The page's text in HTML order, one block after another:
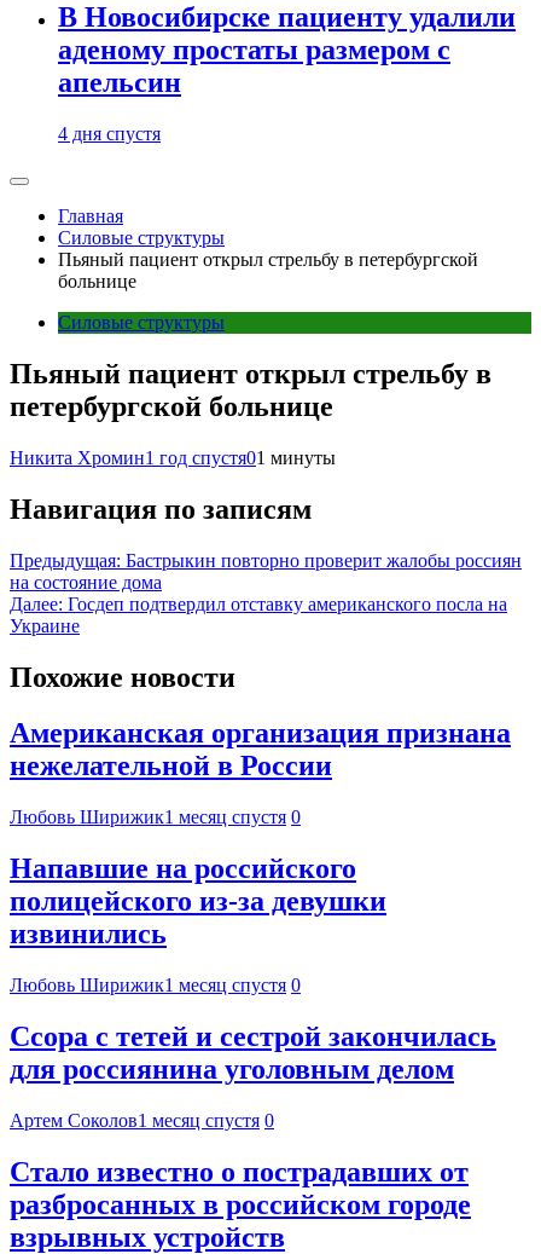
В Новосибирске пациенту удалили
аденому простаты размером с
апельсин
4 дня спустя
Главная
Силовые структуры
Пьяный пациент открыл стрельбу в петербургской
больнице
Силовые структуры
Пьяный пациент открыл стрельбу в
петербургской больнице
Никита Хромин1 год спустя01 минуты
Навигация по записям
Предыдущая: Бастрыкин повторно проверит жалобы россиян
на состояние дома
Далее: Госдеп подтвердил отставку американского посла на
Украине
Похожие новости
Американская организация признана
нежелательной в России
Любовь Ширижик1 месяц спустя 0
Напавшие на российского
полицейского из-за девушки
извинились
Любовь Ширижик1 месяц спустя 0
Ссора с тетей и сестрой закончилась
для россиянина уголовным делом
Артем Соколов1 месяц спустя 0
Стало известно о пострадавших от
разбросанных в российском городе
взрывных устройств